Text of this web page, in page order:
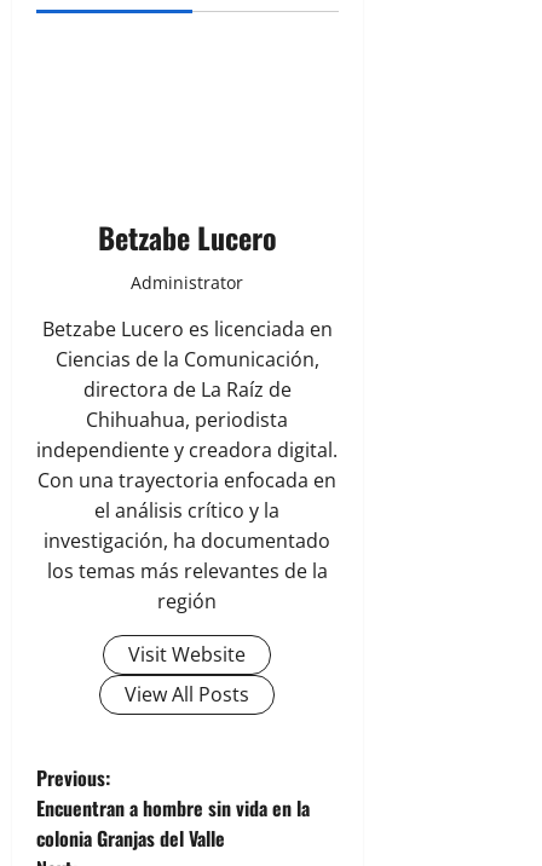
Betzabe Lucero
Administrator
Betzabe Lucero es licenciada en
Ciencias de la Comunicación,
directora de La Raíz de
Chihuahua, periodista
independiente y creadora digital.
Con una trayectoria enfocada en
el análisis crítico y la
investigación, ha documentado
los temas más relevantes de la
región
Visit Website
View All Posts
P
o
Previous:
Encuentran a hombre sin vida en la
colonia Granjas del Valle